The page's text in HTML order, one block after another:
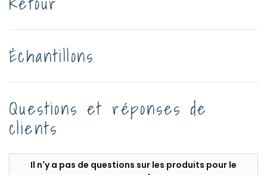
Échantillons
Questions et réponses de
clients
Il n'y a pas de questions sur les produits pour le